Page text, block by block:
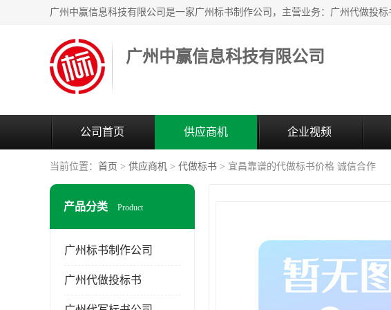
广州中赢信息科技有限公司
公司首页 供应商机 企业视频
当前位置： 首页 > 供应商机 > 代做标书 > 宜昌靠谱的代做标书价格 诚信合作
产品分类 Product
广州标书制作公司
广州代做投标书